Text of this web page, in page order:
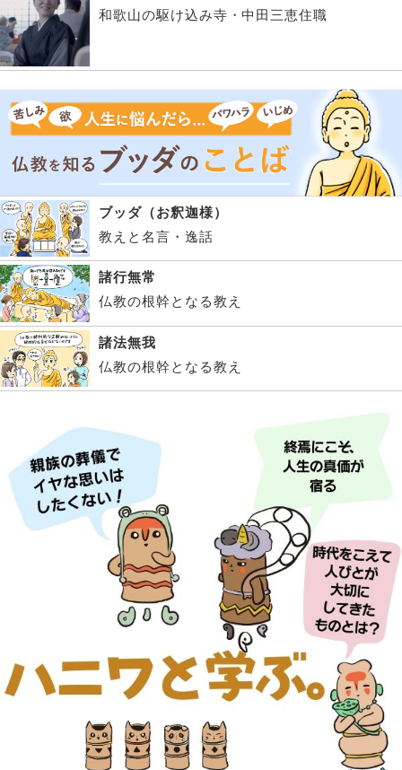
和歌山の駆け込み寺・中田三恵住職
ブッダ（お釈迦様）
教えと名言・逸話
諸行無常
仏教の根幹となる教え
諸法無我
仏教の根幹となる教え